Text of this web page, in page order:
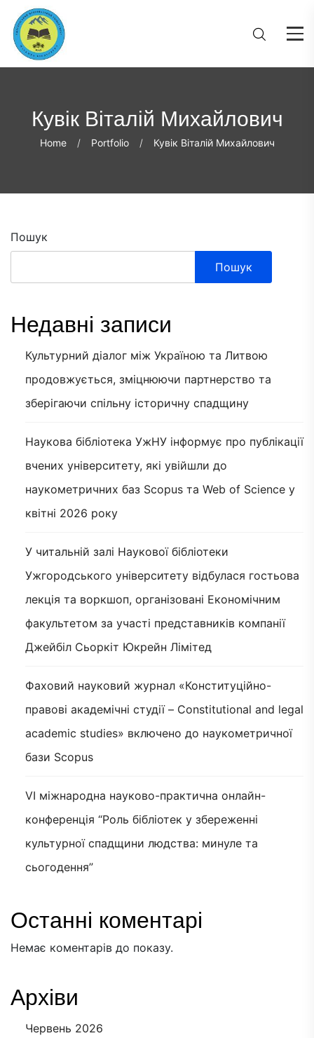
Кувік Віталій Михайлович
Home Portfolio Кувік Віталій Михайлович
Пошук
Пошук
Недавні записи
Культурний діалог між Україною та Литвою
продовжується, зміцнюючи партнерство та
зберігаючи спільну історичну спадщину
Наукова бібліотека УжНУ інформує про публікації
вчених університету, які увійшли до
наукометричних баз Scopus та Web of Science у
квітні 2026 року
У читальній залі Наукової бібліотеки
Ужгородського університету відбулася гостьова
лекція та воркшоп, організовані Економічним
факультетом за участі представників компанії
Джейбіл Сьоркіт Юкрейн Лімітед
Фаховий науковий журнал «Конституційно-
правові академічні студії – Constitutional and legal
academic studies» включено до наукометричної
бази Scopus
VI міжнародна науково-практична онлайн-
конференція “Роль бібліотек у збереженні
культурної спадщини людства: минуле та
сьогодення”
Останні коментарі
Немає коментарів до показу.
Архіви
Червень 2026